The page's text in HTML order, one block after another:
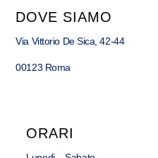
DOVE SIAMO
Via Vittorio De Sica, 42-44
00123 Roma
ORARI